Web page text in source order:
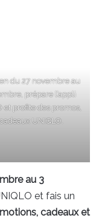
du 27 novembre au
prépare l’appli
et profite des promos,
UNIQLO.
au 3
et fais un
cadeaux et